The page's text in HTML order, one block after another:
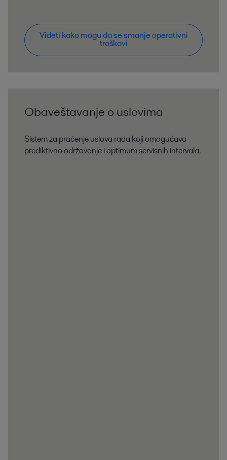
Videti kako mogu da se smanje operativni
troškovi
Obaveštavanje o uslovima
Sistem za praćenje uslova rada koji omogućava
prediktivno održavanje i optimum servisnih intervala.